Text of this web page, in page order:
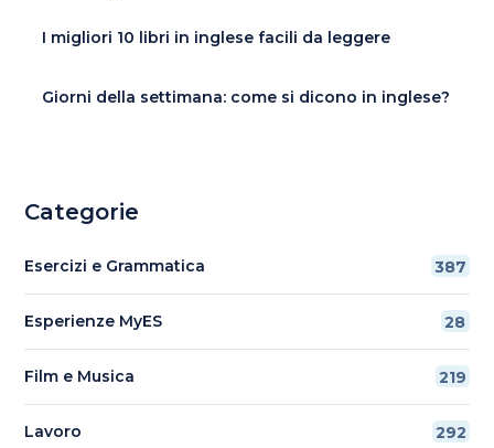
I migliori 10 libri in inglese facili da leggere
Giorni della settimana: come si dicono in inglese?
Categorie
Esercizi e Grammatica 387
Esperienze MyES 28
Film e Musica 219
Lavoro 292